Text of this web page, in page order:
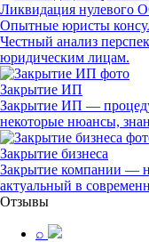
Ликвидация нулевого
Опытные юристы
Честный анализ
юридическим лицам.
Закрытие ИП
Закрытие ИП —
некоторые нюансы,
Закрытие бизнеса
Закрытие компании —
актуальный в
Отзывы
⌕